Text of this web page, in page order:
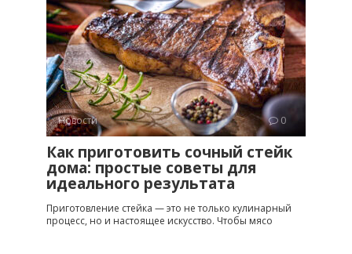
Новости 0
Как приготовить сочный стейк
дома: простые советы для
идеального результата
Приготовление стейка — это не только кулинарный
процесс, но и настоящее искусство. Чтобы мясо